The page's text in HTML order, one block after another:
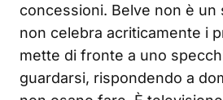
concessioni. Belve non è un
non celebra acriticamente i
mette di fronte a uno
guardarsi, rispondendo a